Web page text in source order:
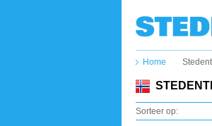
Home
Sorteer op: